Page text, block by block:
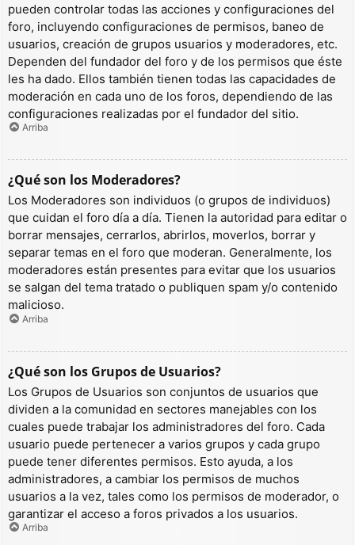
pueden controlar todas las acciones y configuraciones del
foro, incluyendo configuraciones de permisos, baneo de
usuarios, creación de grupos usuarios y moderadores, etc.
Dependen del fundador del foro y de los permisos que éste
les ha dado. Ellos también tienen todas las capacidades de
moderación en cada uno de los foros, dependiendo de las
configuraciones realizadas por el fundador del sitio.
Arriba
¿Qué son los Moderadores?
Los Moderadores son individuos (o grupos de individuos)
que cuidan el foro día a día. Tienen la autoridad para editar o
borrar mensajes, cerrarlos, abrirlos, moverlos, borrar y
separar temas en el foro que moderan. Generalmente, los
moderadores están presentes para evitar que los usuarios
se salgan del tema tratado o publiquen spam y/o contenido
malicioso.
Arriba
¿Qué son los Grupos de Usuarios?
Los Grupos de Usuarios son conjuntos de usuarios que
dividen a la comunidad en sectores manejables con los
cuales puede trabajar los administradores del foro. Cada
usuario puede pertenecer a varios grupos y cada grupo
puede tener diferentes permisos. Esto ayuda, a los
administradores, a cambiar los permisos de muchos
usuarios a la vez, tales como los permisos de moderador, o
garantizar el acceso a foros privados a los usuarios.
Arriba